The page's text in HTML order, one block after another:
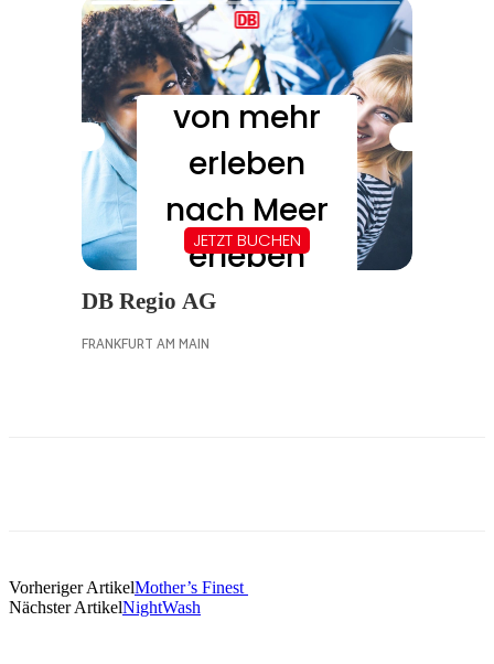
Vorheriger ArtikelMother’s Finest
Nächster ArtikelNightWash